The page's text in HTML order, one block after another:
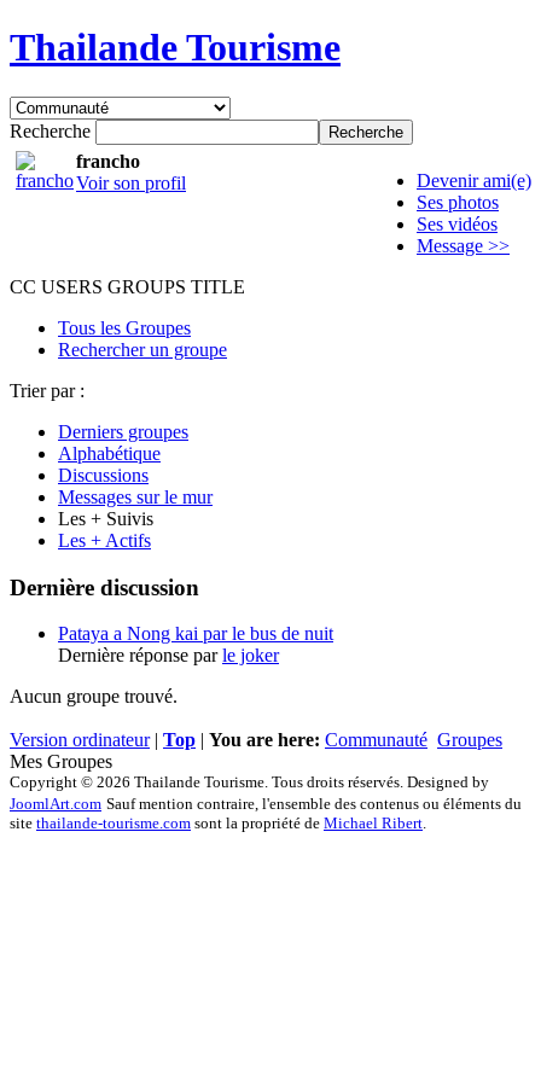
Thailande Tourisme
Recherche
francho
Voir son profil
Devenir ami(e)
Ses photos
Ses vidéos
Message >>
CC USERS GROUPS TITLE
Tous les Groupes
Rechercher un groupe
Trier par :
Derniers groupes
Alphabétique
Discussions
Messages sur le mur
Les + Suivis
Les + Actifs
Dernière discussion
Pataya a Nong kai par le bus de nuit
Dernière réponse parle joker
Aucun groupe trouvé.
Version ordinateur| Top | You are here: Communauté Groupes
Mes Groupes
Copyright © 2026 Thailande Tourisme. Tous droits réservés. Designed by
JoomlArt.com Sauf mention contraire, l'ensemble des contenus ou éléments du
site thailande-tourisme.com sont la propriété de Michael Ribert.